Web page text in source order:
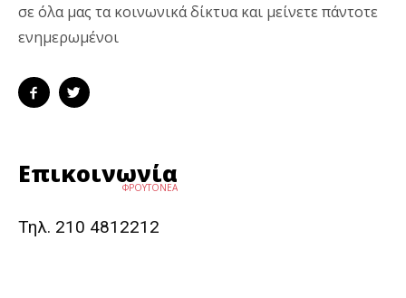
σε όλα μας τα κοινωνικά δίκτυα και μείνετε πάντοτε
ενημερωμένοι
Επικοινωνία
ΦΡΟΥΤΟΝΕΑ
Τηλ. 210 4812212